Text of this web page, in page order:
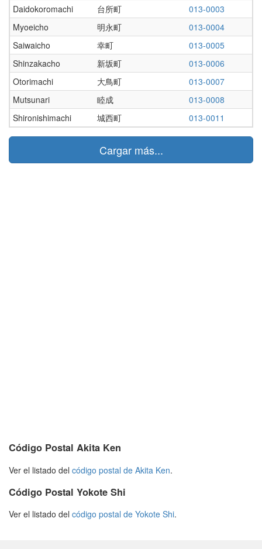
Daidokoromachi
台所町
013-0003
Myoeicho
明永町
013-0004
Saiwaicho
幸町
013-0005
Shinzakacho
新坂町
013-0006
Otorimachi
大鳥町
013-0007
Mutsunari
睦成
013-0008
Shironishimachi
城西町 013-0011
Cargar más...
Código Postal Akita Ken
Ver el listado del código postal de Akita Ken.
Código Postal Yokote Shi
Ver el listado del código postal de Yokote Shi.